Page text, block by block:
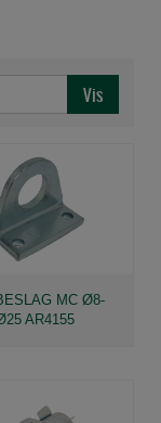
MC Ø8-
AR4155